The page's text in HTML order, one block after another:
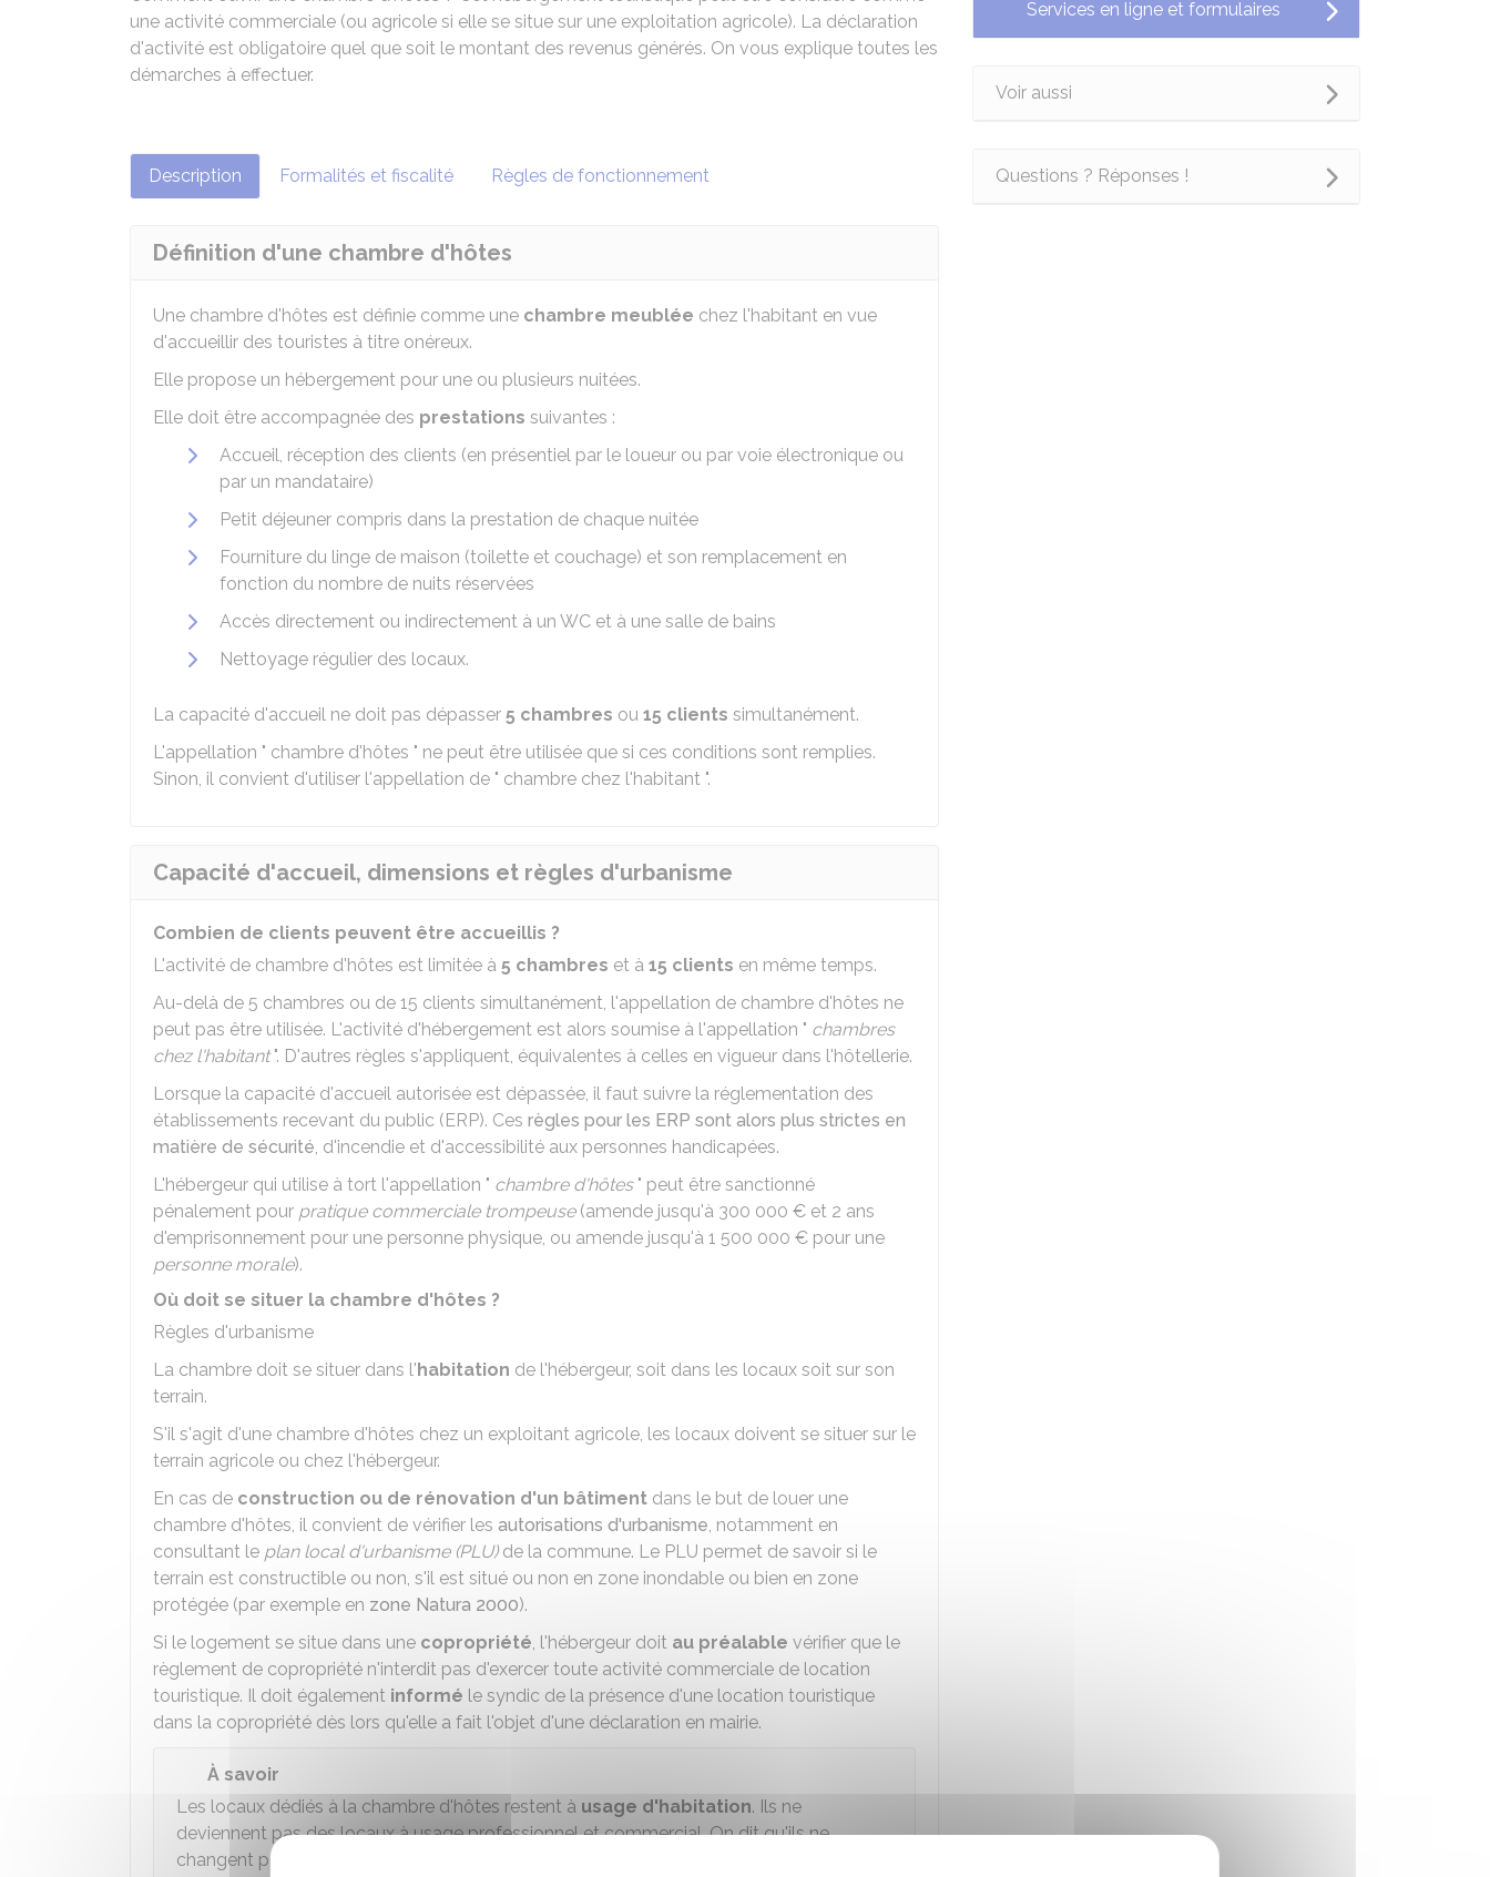
une activité commerciale (ou agricole si elle se situe sur une exploitation agricole). La déclaration
d'activité est obligatoire quel que soit le montant des revenus générés. On vous explique toutes les
démarches à effectuer.
Description Formalités et fiscalité Règles de fonctionnement
Définition d'une chambre d'hôtes
Une chambre d'hôtes est définie comme une chambre meublée chez l'habitant en vue
d'accueillir des touristes à titre onéreux.
Elle propose un hébergement pour une ou plusieurs nuitées.
Elle doit être accompagnée des prestations suivantes :
Accueil, réception des clients (en présentiel par le loueur ou par voie électronique ou
par un mandataire)
Petit déjeuner compris dans la prestation de chaque nuitée
Fourniture du linge de maison (toilette et couchage) et son remplacement en
fonction du nombre de nuits réservées
Accès directement ou indirectement à un WC et à une salle de bains
Nettoyage régulier des locaux.
La capacité d'accueil ne doit pas dépasser 5 chambres ou 15 clients simultanément.
L'appellation " chambre d'hôtes " ne peut être utilisée que si ces conditions sont remplies.
Sinon, il convient d'utiliser l'appellation de " chambre chez l'habitant ".
Capacité d'accueil, dimensions et règles d'urbanisme
Combien de clients peuvent être accueillis ?
L'activité de chambre d'hôtes est limitée à 5 chambres et à 15 clients en même temps.
Au-delà de 5 chambres ou de 15 clients simultanément, l'appellation de chambre d'hôtes ne
peut pas être utilisée. L'activité d'hébergement est alors soumise à l'appellation " chambres
chez l'habitant". D'autres règles s'appliquent, équivalentes à celles en vigueur dans l'hôtellerie.
Lorsque la capacité d'accueil autorisée est dépassée, il faut suivre la réglementation des
établissements recevant du public (ERP). Ces règles pour les ERP sont alors plus strictes en
matière de sécurité, d'incendie et d'accessibilité aux personnes handicapées.
L'hébergeur qui utilise à tort l'appellation " chambre d'hôtes" peut être sanctionné
pénalement pour pratique commerciale trompeuse(amende jusqu'à 300 000 € et 2 ans
d'emprisonnement pour une personne physique, ou amende jusqu'à 1 500 000 € pour une
personne morale).
Où doit se situer la chambre d'hôtes ?
Règles d'urbanisme
La chambre doit se situer dans l'habitation de l'hébergeur, soit dans les locaux soit sur son
terrain.
S'il s'agit d'une chambre d'hôtes chez un exploitant agricole, les locaux doivent se situer sur le
terrain agricole ou chez l'hébergeur.
En cas de construction ou de rénovation d'un bâtiment dans le but de louer une
chambre d'hôtes, il convient de vérifier les autorisations d'urbanisme, notamment en
consultant le plan local d'urbanisme (PLU)de la commune. Le PLU permet de savoir si le
terrain est constructible ou non, s'il est situé ou non en zone inondable ou bien en zone
protégée (par exemple en zone Natura 2000).
Si le logement se situe dans une copropriété, l'hébergeur doit au préalable vérifier que le
règlement de copropriété n'interdit pas d'exercer toute activité commerciale de location
touristique. Il doit également informé le syndic de la présence d'une location touristique
dans la copropriété dès lors qu'elle a fait l'objet d'une déclaration en mairie.
À savoir
Les locaux dédiés à la chambre d'hôtes restent à usage d'habitation. Ils ne
deviennent pas des locaux à usage professionnel et commercial. On dit qu'ils ne
changent pas de
Services en ligne et formulaires
Voir aussi
Questions ? Réponses !